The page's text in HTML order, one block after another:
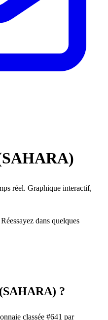
réel. Graphique interactif,
dans quelques
?
classée #641 par